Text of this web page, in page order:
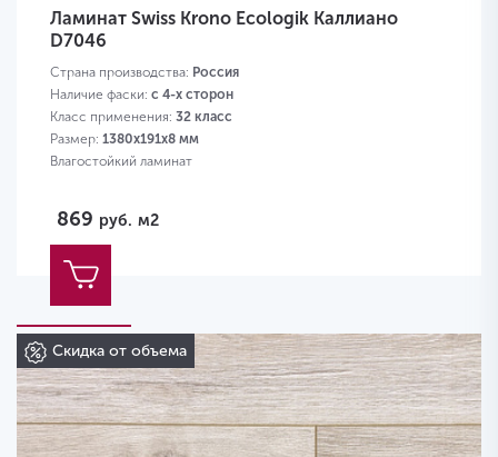
Ламинат Swiss Krono Ecologik Каллиано
D7046
Страна производства: Россия
Наличие фаски: с 4-х сторон
Класс применения: 32 класс
Размер: 1380х191х8 мм
Влагостойкий ламинат
869 руб. м2
Скидка от объема